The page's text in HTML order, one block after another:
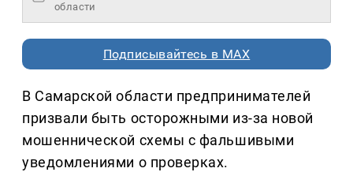
области
Подписывайтесь в MAX
В Самарской области предпринимателей
призвали быть осторожными из-за новой
мошеннической схемы с фальшивыми
уведомлениями о проверках.